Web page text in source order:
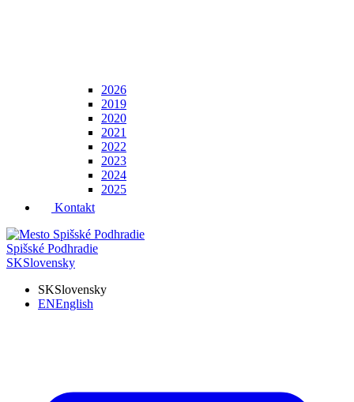
2026
2019
2020
2021
2022
2023
2024
2025
Kontakt
Spišské Podhradie
SKSlovensky
SKSlovensky
ENEnglish